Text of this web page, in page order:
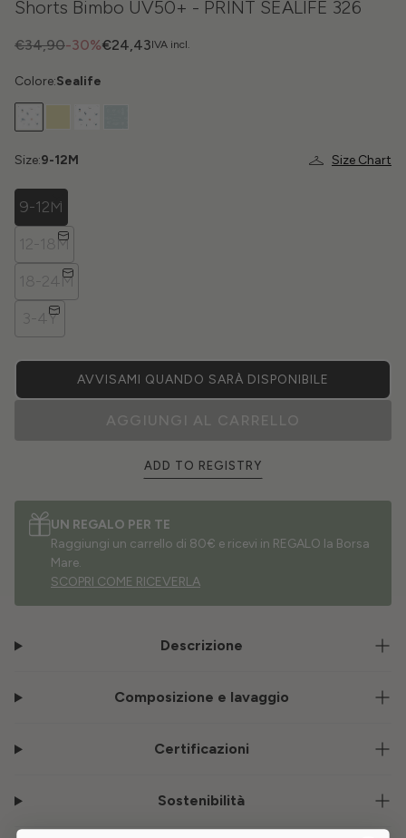
Shorts Bimbo UV50+ - PRINT SEALIFE 326
IVA incl.
-30%
€34,90 €24,43
Colore:Sealife
Size Chart
Size:9-12M
9-12M
12-18M
18-24M
3-4Y
AVVISAMI QUANDO SARÀ DISPONIBILE
AGGIUNGI AL CARRELLO
ADD TO REGISTRY
UN REGALO PER TE
Raggiungi un carrello di 80€ e ricevi in REGALO la Borsa
Mare.
SCOPRI COME RICEVERLA
Descrizione
Composizione e lavaggio
Certificazioni
Sostenibilità